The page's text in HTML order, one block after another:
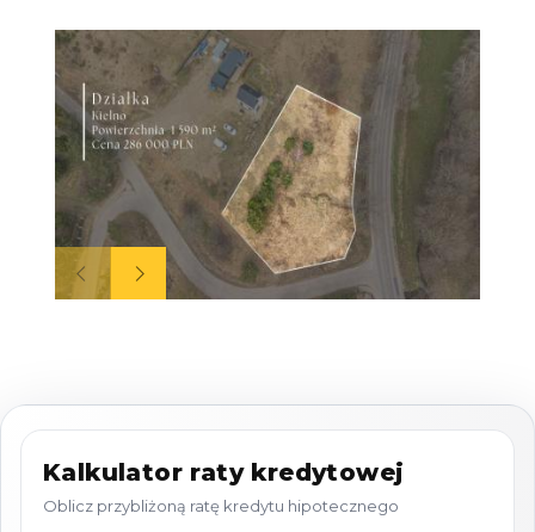
kierunku Trójmiasta. Dużym atutem lokalizacji
jest bliskość trasy S6 / Trasy Kaszubskiej oraz
węzła Koleczkowo.
To bardzo dobra propozycja dla osób
planujących budowę domu jednorodzinnego
w spokojnej, rozwijającej się miejscowości, a
przestrzennego:
Kalkulator raty kredytowej
Oblicz przybliżoną ratę kredytu hipotecznego